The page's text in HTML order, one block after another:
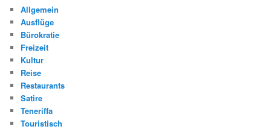
Allgemein
Ausflüge
Bürokratie
Freizeit
Kultur
Reise
Restaurants
Satire
Teneriffa
Touristisch